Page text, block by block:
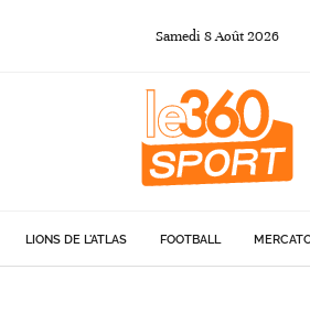
Samedi 8Août2026
LIONS DE L'ATLAS FOOTBALL